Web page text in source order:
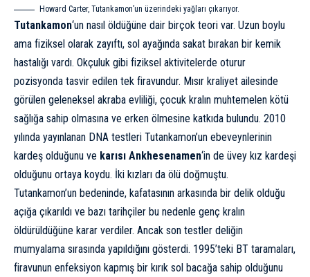
Howard Carter, Tutankamon’un üzerindeki yağları çıkarıyor.
Tutankamon‘un nasıl öldüğüne dair birçok teori var. Uzun boylu
ama fiziksel olarak zayıftı, sol ayağında sakat bırakan bir kemik
hastalığı vardı. Okçuluk gibi fiziksel aktivitelerde oturur
pozisyonda tasvir edilen tek firavundur. Mısır kraliyet ailesinde
görülen geleneksel akraba evliliği, çocuk kralın muhtemelen kötü
sağlığa sahip olmasına ve erken ölmesine katkıda bulundu. 2010
yılında yayınlanan DNA testleri Tutankamon’un ebeveynlerinin
kardeş olduğunu ve karısı Ankhesenamen‘in de üvey kız kardeşi
olduğunu ortaya koydu. İki kızları da ölü doğmuştu.
Tutankamon’un bedeninde, kafatasının arkasında bir delik olduğu
açığa çıkarıldı ve bazı tarihçiler bu nedenle genç kralın
öldürüldüğüne karar verdiler. Ancak son testler deliğin
mumyalama sırasında yapıldığını gösterdi. 1995’teki BT taramaları,
firavunun enfeksiyon kapmış bir kırık sol bacağa sahip olduğunu